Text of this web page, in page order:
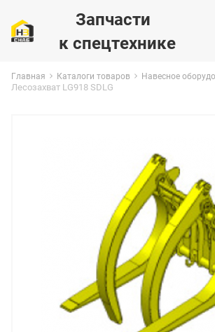
Запчасти
к спецтехнике
Главная Каталоги товаров Навесное
Лесозахват LG918 SDLG